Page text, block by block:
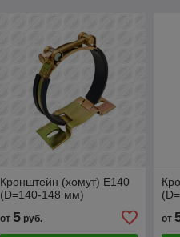
Кронштейн (хомут) E140
(D=140-148 мм)
от 5руб. от